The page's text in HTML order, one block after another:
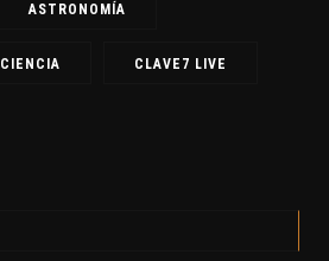
ASTRONOMÍA
CIENCIA CLAVE7 LIVE